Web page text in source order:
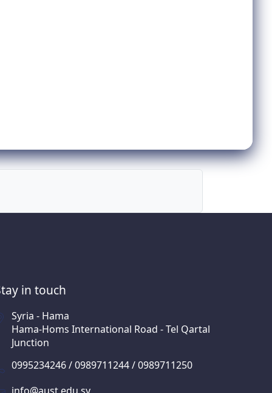
in touch
Syria - Hama
Hama-Homs International Road - Tel Qartal
Junction
0995234246 / 0989711244 / 0989711250